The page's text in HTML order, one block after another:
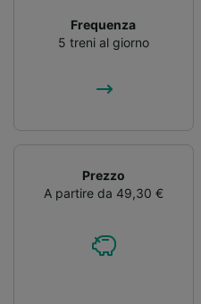
Frequenza
5 treni al giorno
Prezzo
A partire da 49,30 €